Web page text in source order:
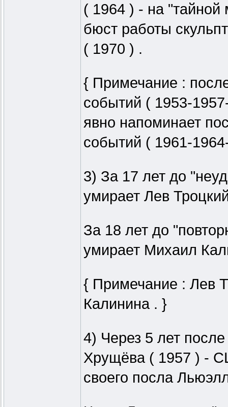
( 1964 ) - на "тайной
бюст работы
( 1970 ) .
{ Примечание :
событий ( 1953-
явно напоминает
событий ( 1961-
3) За 17 лет до
умирает Лев
За 18 лет до
умирает Михаил
{ Примечание : Лев
Калинина . }
4) Через 5 лет
Хрущёва ( 1957 ) -
своего посла